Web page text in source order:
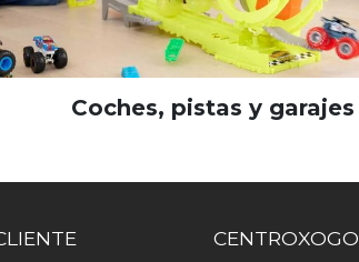
Coches, pistas y garajes
CENTROXOGO